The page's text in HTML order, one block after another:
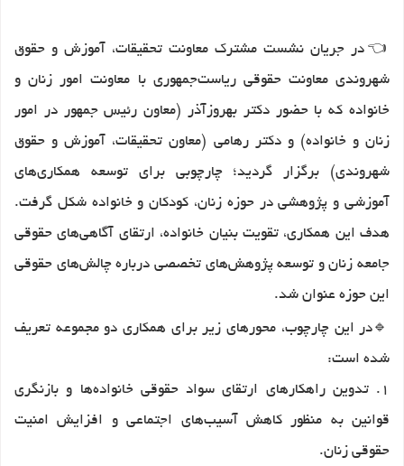
👈 در جریان نشست مشترک معاونت تحقیقات، آموزش و حقوق
شهروندی معاونت حقوقی ریاست‌جمهوری با معاونت امور زنان و
خانواده که با حضور دکتر بهروزآذر (معاون رئیس جمهور در امور
زنان و خانواده) و دکتر رهامی (معاون تحقیقات، آموزش و حقوق
شهروندی) برگزار گردید؛ چارچوبی برای توسعه همکاری‌های
آموزشی و پژوهشی در حوزه زنان، کودکان و خانواده شکل گرفت.
هدف این همکاری، تقویت بنیان خانواده، ارتقای آگاهی‌های حقوقی
جامعه زنان و توسعه پژوهش‌های تخصصی درباره چالش‌های حقوقی
این حوزه عنوان شد.
🔹در این چارچوب، محورهای زیر برای همکاری دو مجموعه تعریف
شده است:
۱.
تدوین راهکارهای ارتقای سواد حقوقی خانواده‌ها و بازنگری
قوانین به منظور کاهش آسیب‌های اجتماعی و افزایش امنیت
حقوقی زنان.